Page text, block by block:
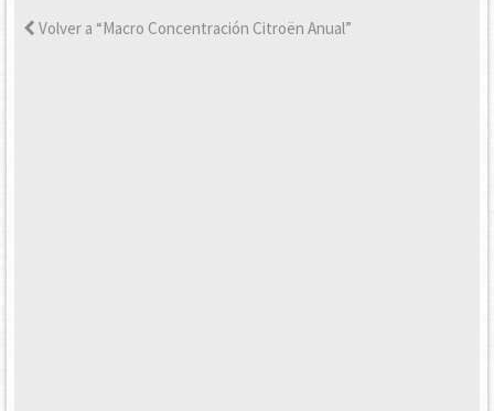
Volver a “Macro Concentración Citroën Anual”